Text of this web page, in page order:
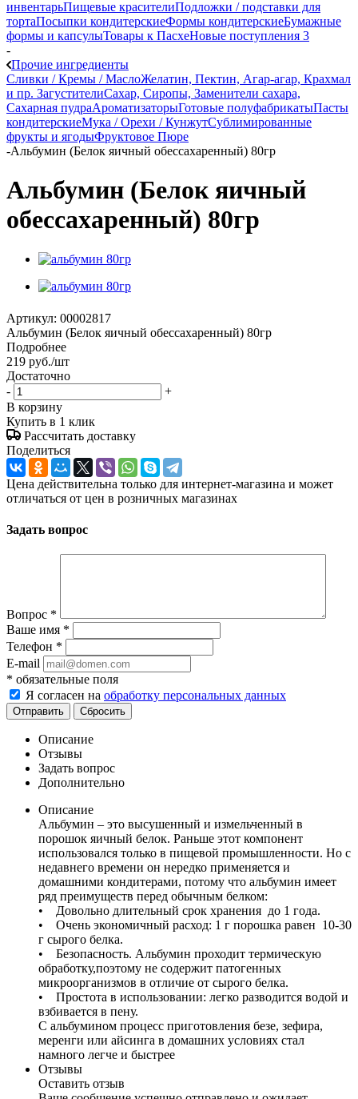
инвентарьПищевые красителиПодложки / подставки для
тортаПосыпки кондитерскиеФормы кондитерскиеБумажные
формы и капсулыТовары к ПасхеНовые поступления 3
-
Прочие ингредиенты
Сливки / Кремы / МаслоЖелатин, Пектин, Агар-агар, Крахмал
и пр. ЗагустителиСахар, Сиропы, Заменители сахара,
Сахарная пудраАроматизаторыГотовые полуфабрикатыПасты
кондитерскиеМука / Орехи / КунжутСублимированные
фрукты и ягодыФруктовое Пюре
-Альбумин (Белок яичный обессахаренный) 80гр
Альбумин (Белок яичный
обессахаренный) 80гр
Артикул: 00002817
Альбумин (Белок яичный обессахаренный) 80гр
Подробнее
219 руб./шт
Достаточно
-
+
В корзину
Купить в 1 клик
Рассчитать доставку
Поделиться
Цена действительна только для интернет-магазина и может
отличаться от цен в розничных магазинах
Задать вопрос
Вопрос *
Ваше имя *
Телефон *
E-mail
* обязательные поля
Я согласен на обработку персональных данных
Отправить Сбросить
Описание
Отзывы
Задать вопрос
Дополнительно
Описание
Альбумин – это высушенный и измельченный в
порошок яичный белок. Раньше этот компонент
использовался только в пищевой промышленности. Но с
недавнего времени он нередко применяется и
домашними кондитерами, потому что альбумин имеет
ряд преимуществ перед обычным белком:
• Довольно длительный срок хранения до 1 года.
• Очень экономичный расход: 1 г порошка равен 10-30
г сырого белка.
• Безопасность. Альбумин проходит термическую
обработку,поэтому не содержит патогенных
микроорганизмов в отличие от сырого белка.
• Простота в использовании: легко разводится водой и
взбивается в пену.
С альбумином процесс приготовления безе, зефира,
меренги или айсинга в домашних условиях стал
намного легче и быстрее
Отзывы
Оставить отзыв